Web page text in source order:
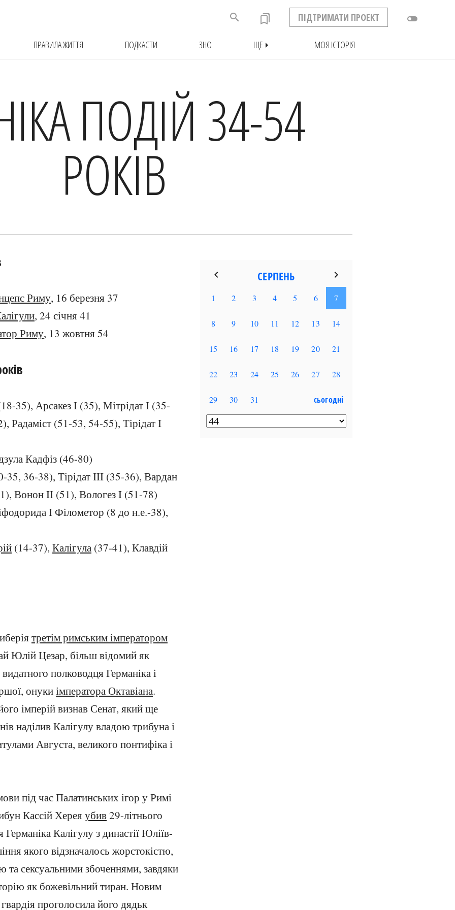
toggle_off
ПІДТРИМАТИ ПРОЕКТ
bookmarks
search
ПРАВИЛА ЖИТТЯ ПОДКАСТИ ЗНО ЩЕarrow_right МОЯ ІСТОРІЯ
ПОДІЙ 34-54
РОКІВ
Риму, 16 березня 37
, 24 січня 41
Риму, 13 жовтня 54
35), Арсакез I (35), Мітрідат I (35-
Радаміст (51-53, 54-55), Тірідат I
Кадфіз (46-80)
35, 36-38), Тірідат III (35-36), Вардан
Вонон II (51), Вологез I (51-78)
I Філометор (8 до н.е.-38),
(14-37), Калігула (37-41), Клавдій
третім римським імператором
Юлій Цезар, більш відомий як
полководця Германіка і
онукиімператора Октавіана.
імперій визнав Сенат, який ще
наділив Калігулу владою трибуна і
Августа, великого понтифіка і
під час Палатинських ігор у Римі
Кассій Хереяубив29-літнього
Калігулу з династії Юліїв-
якого відзначалось жорстокістю,
та сексуальними збоченнями, завдяки
як божевільний тиран. Новим
проголосила його дядьк